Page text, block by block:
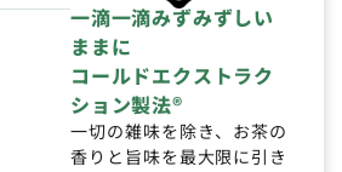
一滴一滴みずみずしい
ままに
コールドエクストラク
ション製法®
一切の雑味を除き、お茶の
香りと旨味を最大限に引き